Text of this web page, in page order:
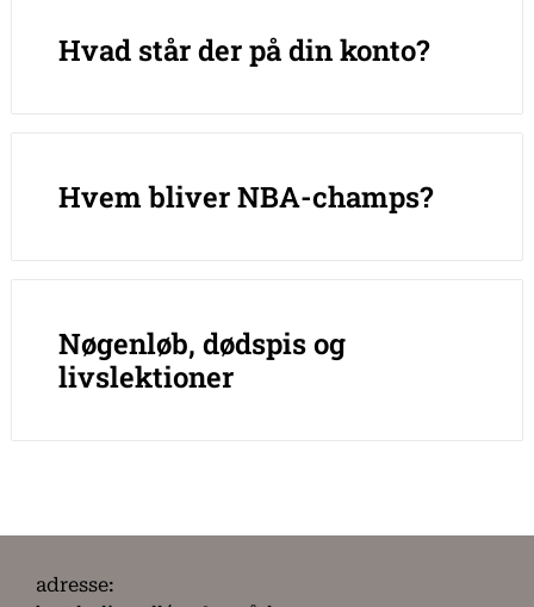
Hvad står der på din konto?
Hvem bliver NBA-champs?
Nøgenløb, dødspis og
livslektioner
adresse: